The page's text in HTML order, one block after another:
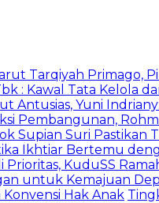
Tarqiyah Primago,
: Kawal Tata Kelola
Antusias, Yuni
Pembangunan,
Supian Suri Pastikan
Ikhtiar Bertemu
Prioritas, KuduSS
untuk Kemajuan
Hak Anak